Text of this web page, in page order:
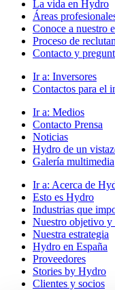
La vida en Hydro
Áreas
Conoce a nuestro
Proceso de
Contacto y
Ir a: Inversores
Contactos para el
Ir a: Medios
Contacto Prensa
Noticias
Hydro de un
Galería multimedia
Ir a: Acerca de
Esto es Hydro
Industrias que
Nuestro objetivo y
Nuestra estrategia
Hydro en España
Proveedores
Stories by Hydro
Clientes y socios